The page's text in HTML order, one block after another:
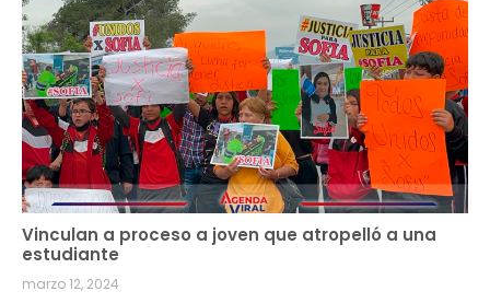
Vinculan a proceso a joven que atropelló a una
estudiante
marzo 12, 2024